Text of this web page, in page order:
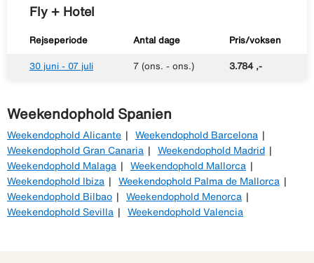
Fly + Hotel
Rejseperiode Antal dage Pris/voksen
30 juni - 07 juli 7 (ons. - ons.) 3.784 ,-
Weekendophold Spanien
Weekendophold Alicante
Weekendophold Barcelona
Weekendophold Gran Canaria
Weekendophold Madrid
Weekendophold Malaga
Weekendophold Mallorca
Weekendophold Ibiza
Weekendophold Palma de Mallorca
Weekendophold Bilbao
Weekendophold Menorca
Weekendophold Sevilla
Weekendophold Valencia